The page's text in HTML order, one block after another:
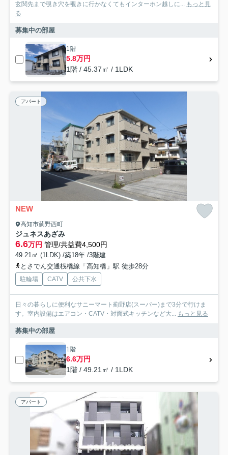
玄関先まで覗き穴を覗きに行かなくてもインターホン越しに... もっと見
る
募集中の部屋
1階
5.8万円
1階 / 45.37㎡ / 1LDK
アパート
NEW
高知市薊野西町
ジュネスあざみ
6.6万円 管理/共益費4,500円
49.21㎡ (1LDK) /築18年 /3階建
とさでん交通桟橋線「高知橋」駅 徒歩28分
駐輪場 CATV 公共下水
日々の暮らしに便利なサニーマート薊野店(スーパー)まで3分で行けま
す。室内設備はエアコン・CATV・対面式キッチンなど大... もっと見る
募集中の部屋
1階
6.6万円
1階 / 49.21㎡ / 1LDK
アパート